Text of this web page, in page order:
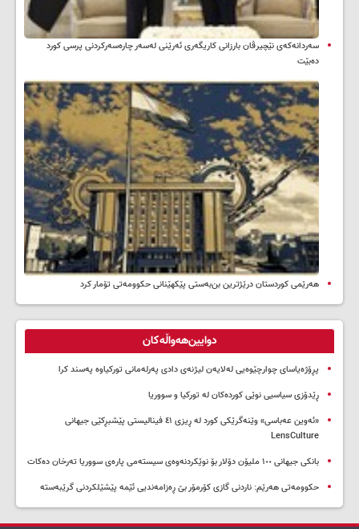
سه‌ردانه‌کەی نێچیرڤان بارزانی كاریگه‌ری ئه‌رێنی له‌سه‌ر چاره‌سه‌ركردنی پرسی كورد
ده‌بێت
هەرێمی کوردستان درێژترین بن‌بەستی پێکهێنانی حکوومەتی تۆمار کرد
دوایین‌هەواڵەکان
پڕۆژەیاسای چوارچێوەیی لەلایەن لیژنەی دادی پەرلەمانی تورکیاوە پەسند کرا
ڕێدۆزی سیاسیی نوێی کوردەکان لە تورکیا و سووریا
«ئەوین عەباسی» وێنەگرێکی کورد لە ڕیزی ٤١ فینالیستی پێشبڕکێی جیهانی
LensCulture
بانکی جیهانی ١٠٠ ملیۆن دۆلار بۆ نوێکردنەوەی سیستەمی پارەی سووریا تەرخان دەکات
حکوومەتی هەرێم: ناردنی گازی کۆرمۆر بێ ڕەزامەندیی ئێمە پێشێلکردنی گرێبەستە